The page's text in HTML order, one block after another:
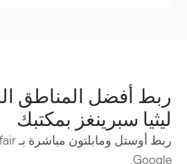
ربط أفضل المناطق
ليثيا سبرينغز بمكتبك
Google.